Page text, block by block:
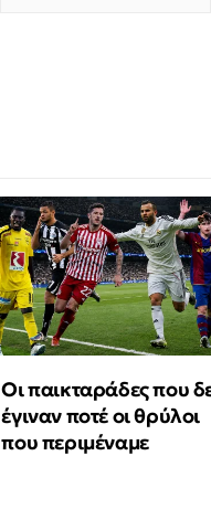
Οι παικταράδες που
έγιναν ποτέ οι θρύλοι
που περιμέναμε